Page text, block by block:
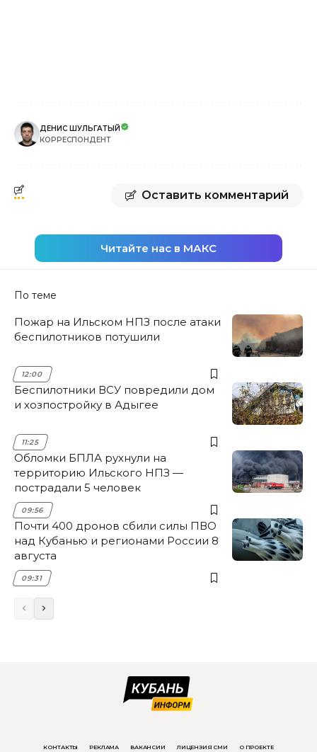
ДЕНИС ШУЛЬГАТЫЙ
КОРРЕСПОНДЕНТ
Оставить комментарий
Читайте нас в МАКС
По теме
Пожар на Ильском НПЗ после атаки
беспилотников потушили
12:00
Беспилотники ВСУ повредили дом
и хозпостройку в Адыгее
11:25
Обломки БПЛА рухнули на
территорию Ильского НПЗ —
пострадали 5 человек
09:56
Почти 400 дронов сбили силы ПВО
над Кубанью и регионами России 8
августа
09:31
КОНТАКТЫ РЕКЛАМА ВАКАНСИИ ЛИЦЕНЗИЯ СМИ О ПРОЕКТЕ